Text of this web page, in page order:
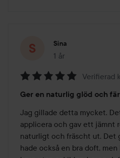
Sina
1 år
Inlägget skapades 1
5
av
5
Verifierad
Ger en naturlig glöd och
Jag gillade detta mycket.
applicera och gav ett jämnt
naturligt och fräscht ut. Det
hade också en bra doft,